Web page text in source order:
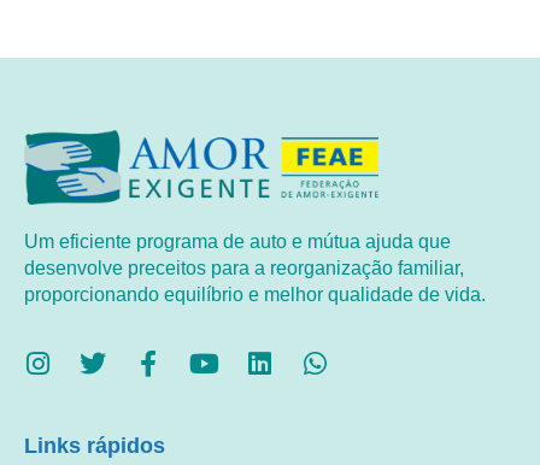
Um eficiente programa de auto e mútua ajuda que
desenvolve preceitos para a reorganização familiar,
proporcionando equilíbrio e melhor qualidade de vida.
Links rápidos